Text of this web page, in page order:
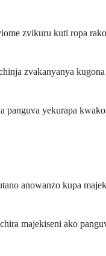
zvikuru kuti ropa
zvakanyanya
panguva yekurapa
anowanzo kupa
majekiseni ako